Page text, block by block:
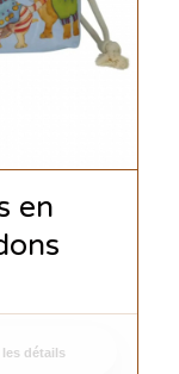
en
les détails